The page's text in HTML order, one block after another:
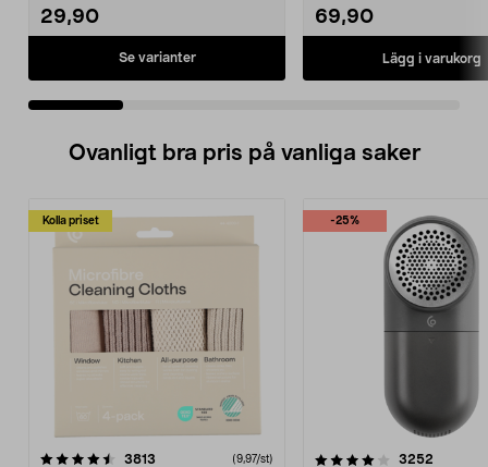
29,90
Se varianter
69,90
Lägg i varukorg
Ovanligt bra pris på vanliga saker
Kolla priset
3813 (9,97/st)
-25%
4.0av 5 stjärnor 3252
4.5av 5 stjärnor